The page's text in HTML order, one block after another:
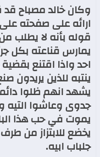
وكان خالد مصباح
ارائه على صفحته
قوله بأنه لا يطلب
يمارس قناعته بكل
احد واذا اقتنع
ينتبه للذين يريدون
يشهد انهم ظلوا
جدوى وعاشوا التيه
يموت في حب هذا
يخضع للابتزاز من
جلباب ابيه.